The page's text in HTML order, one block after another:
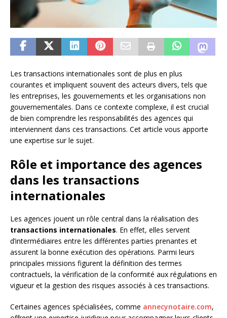
Les transactions internationales sont de plus en plus
courantes et impliquent souvent des acteurs divers, tels que
les entreprises, les gouvernements et les organisations non
gouvernementales. Dans ce contexte complexe, il est crucial
de bien comprendre les responsabilités des agences qui
interviennent dans ces transactions. Cet article vous apporte
une expertise sur le sujet.
Rôle et importance des agences
dans les transactions
internationales
Les agences jouent un rôle central dans la réalisation des
transactions internationales. En effet, elles servent
d’intermédiaires entre les différentes parties prenantes et
assurent la bonne exécution des opérations. Parmi leurs
principales missions figurent la définition des termes
contractuels, la vérification de la conformité aux régulations en
vigueur et la gestion des risques associés à ces transactions.
Certaines agences spécialisées, comme annecynotaire.com,